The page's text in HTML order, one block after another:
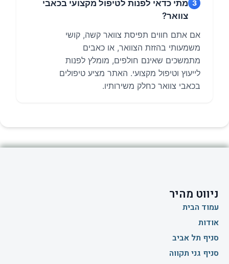
3 מתי כדאי לפנות לטיפול מקצועי בכאבי
צוואר?
אם אתם חווים תפיסת צוואר קשה, קושי
משמעותי בהזזת הצוואר, או כאבים
מתמשכים שאינם חולפים, מומלץ לפנות
לייעוץ וטיפול מקצועי. האתר מציע טיפולים
בכאבי צוואר כחלק משירותיו.
ניווט מהיר
עמוד הבית
אודות
סניף תל אביב
סניף גני תקווה